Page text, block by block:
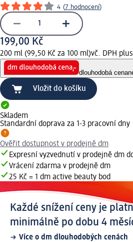
4 (7 hodnocení)
199,00 Kč
200 ml (99,50 Kč za 100 ml)vč. DPH plus
dlouhodobá cena
Vložit do košíku
Skladem
Standardní doprava za 1-3 pracovní dny
Ověřit dostupnost v prodejně dm
Expresní vyzvednutí v prodejně dm
Vrácení zdarma v prodejně dm
25 Kč = 1 dm active beauty bod
Každé snížení ceny je
minimálně po dobu 4
Více o dm dlouhodobých cenách